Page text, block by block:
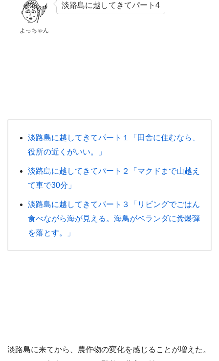
よっちゃん
淡路島に越してきてパート4
淡路島に越してきてパート１「田舎に住むなら、
役所の近くがいい。」
淡路島に越してきてパート２「マクドまで山越え
て車で30分」
淡路島に越してきてパート３「リビングでごはん
食べながら海が見える。海鳥がベランダに糞爆弾
を落とす。」
淡路島に来てから、農作物の変化を感じることが増えた。